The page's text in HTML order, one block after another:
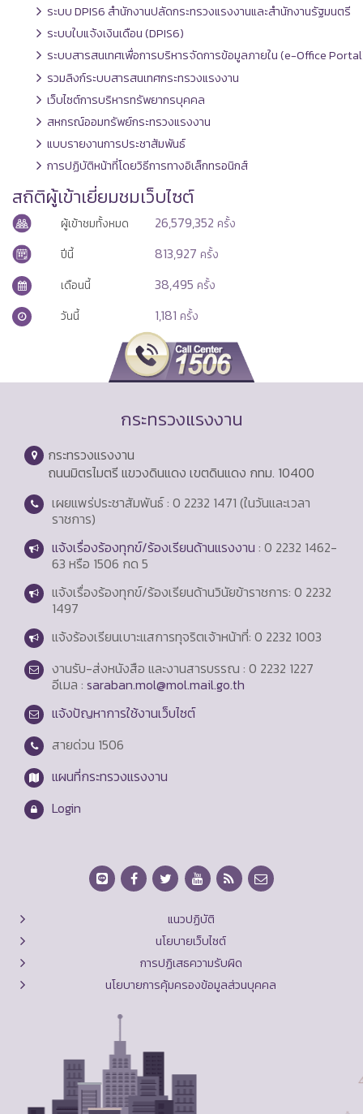
ระบบ DPIS6 สำนักงานปลัดกระทรวงแรงงานและสำนักงานรัฐมนตรี
ระบบใบแจ้งเงินเดือน (DPIS6)
ระบบสารสนเทศเพื่อการบริหารจัดการข้อมูลภายใน (e-Office
รวมลิงก์ระบบสารสนเทศกระทรวงแรงงาน
เว็บไซต์การบริหารทรัพยากรบุคคล
สหกรณ์ออมทรัพย์กระทรวงแรงงาน
แบบรายงานการประชาสัมพันธ์
การปฏิบัติหน้าที่โดยวิธีการทางอิเล็กทรอนิกส์
สถิติผู้เข้าเยี่ยมชมเว็บไซต์
ผู้เข้าชมทั้งหมด 26,579,352 ครั้ง
ปีนี้
813,927 ครั้ง
เดือนนี้
38,495 ครั้ง
วันนี้
1,181 ครั้ง
กระทรวงแรงงาน
กระทรวงแรงงาน
ถนนมิตรไมตรี แขวงดินแดง เขตดินแดง กทม. 10400
เผยแพร่ประชาสัมพันธ์ : 0 2232 1471 (ในวันและเวลา
ราชการ)
แจ้งเรื่องร้องทุกข์/ร้องเรียนด้านแรงงาน : 0 2232 1462-
63 หรือ 1506 กด 5
แจ้งเรื่องร้องทุกข์/ร้องเรียนด้านวินัยข้าราชการ: 0 2232
1497
แจ้งร้องเรียนเบาะแสการทุจริตเจ้าหน้าที่: 0 2232 1003
งานรับ-ส่งหนังสือ และงานสารบรรณ : 0 2232 1227
อีเมล : saraban.mol@mol.mail.go.th
แจ้งปัญหาการใช้งานเว็บไซต์
สายด่วน 1506
แผนที่กระทรวงแรงงาน
Login
แนวปฏิบัติ
นโยบายเว็บไซต์
การปฏิเสธความรับผิด
นโยบายการคุ้มครองข้อมูลส่วนบุคคล